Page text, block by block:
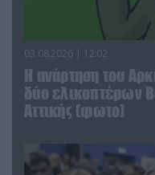
03.08.2026 | 12:02
Η ανάρτηση του
δύο ελικοπτέρων
Αττικής (φωτο)